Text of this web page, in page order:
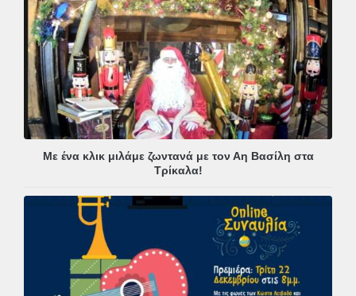
Με ένα κλικ μιλάμε ζωντανά με τον Αη Βασίλη στα
Τρίκαλα!